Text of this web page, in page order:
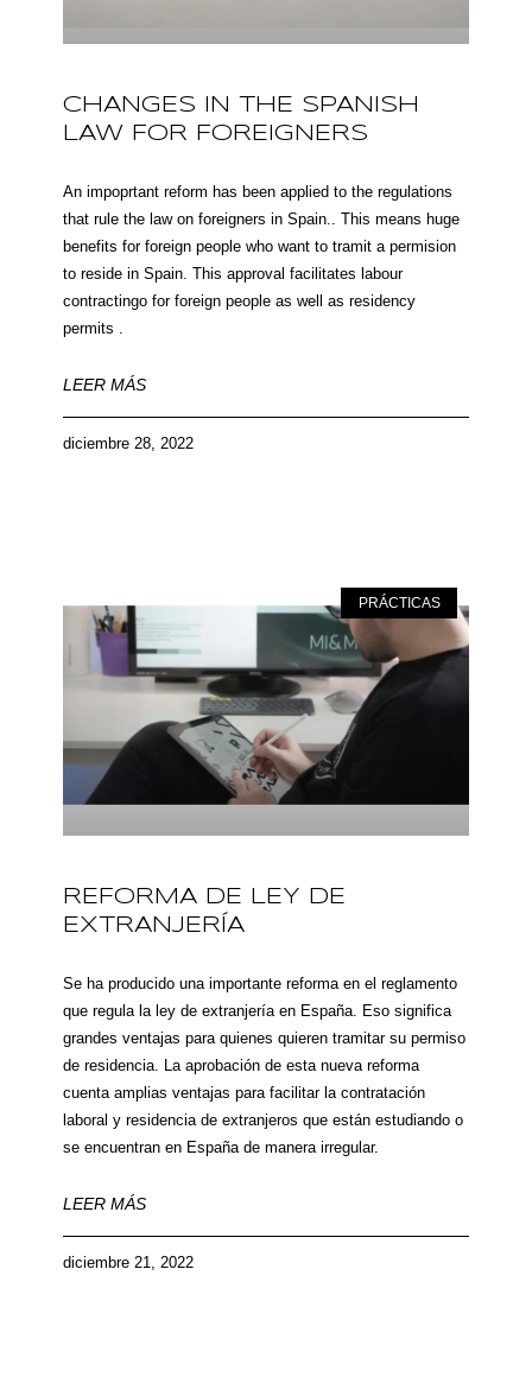
CHANGES IN THE SPANISH
LAW FOR FOREIGNERS
An impoprtant reform has been applied to the regulations
that rule the law on foreigners in Spain.. This means huge
benefits for foreign people who want to tramit a permision
to reside in Spain. This approval facilitates labour
contractingo for foreign people as well as residency
permits .
LEER MÁS
diciembre 28, 2022
PRÁCTICAS
REFORMA DE LEY DE
EXTRANJERÍA
Se ha producido una importante reforma en el reglamento
que regula la ley de extranjería en España. Eso significa
grandes ventajas para quienes quieren tramitar su permiso
de residencia. La aprobación de esta nueva reforma
cuenta amplias ventajas para facilitar la contratación
laboral y residencia de extranjeros que están estudiando o
se encuentran en España de manera irregular.
LEER MÁS
diciembre 21, 2022